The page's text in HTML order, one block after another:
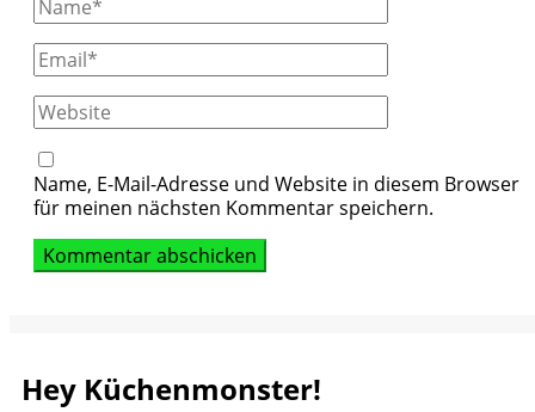
Name
Email
Website
Name, E-Mail-Adresse und Website in diesem Browser
für meinen nächsten Kommentar speichern.
Hey Küchenmonster!